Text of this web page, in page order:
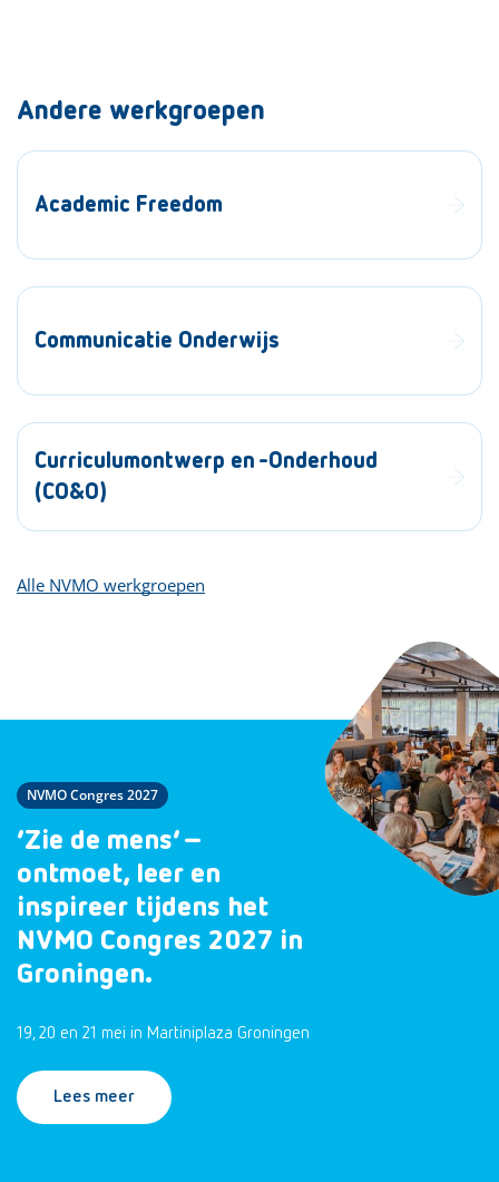
Andere werkgroepen
Academic Freedom
Communicatie Onderwijs
Curriculumontwerp en -Onderhoud
(CO&O)
Alle NVMO werkgroepen
NVMO Congres 2027
‘Zie de mens’ –
ontmoet, leer en
inspireer tijdens het
NVMO Congres 2027 in
Groningen.
19, 20 en 21 mei in Martiniplaza Groningen
Lees meer